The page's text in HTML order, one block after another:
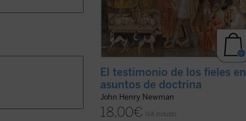
El testimonio de los fieles en
asuntos de doctrina
John Henry Newman
18,00€ IVA incluido